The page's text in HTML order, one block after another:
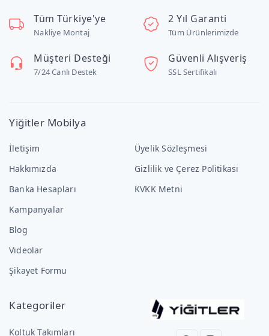
Tüm Türkiye'ye
Nakliye Montaj
2 Yıl Garanti
Tüm Ürünlerimizde
Müşteri Desteği
7/24 Canlı Destek
Güvenli Alışveriş
SSL Sertifikalı
Yiğitler Mobilya
İletişim
Hakkımızda
Banka Hesapları
Kampanyalar
Blog
Videolar
Şikayet Formu
Üyelik Sözleşmesi
Gizlilik ve Çerez Politikası
KVKK Metni
Kategoriler
Koltuk Takımları